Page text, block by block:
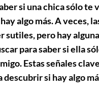
si una chica sólo te
algo más. A veces,
sutiles, pero hay
para saber si ella
Estas señales
descubrir si hay algo